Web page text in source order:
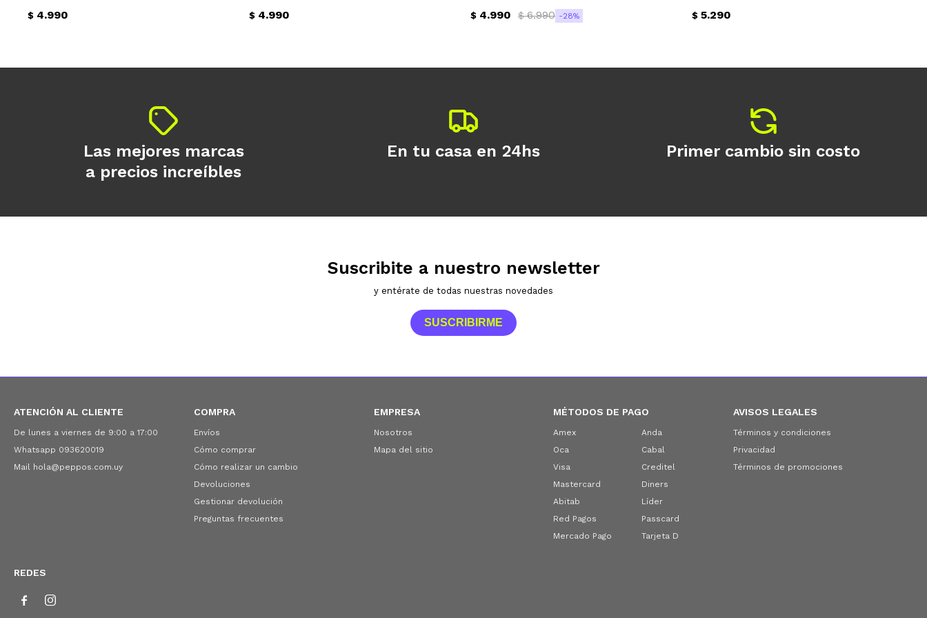
$ 4.990 $ 4.990 $ 4.990 $ 6.990 28 $ 5.290
ATENCIÓN AL CLIENTE
De lunes a viernes de 9:00 a 17:00
Whatsapp 093620019
Mail hola@peppos.com.uy
COMPRA
Envíos
Cómo comprar
Cómo realizar un cambio
Devoluciones
Gestionar devolución
Preguntas frecuentes
EMPRESA
Nosotros
Mapa del sitio
MÉTODOS DE PAGO
Amex
Oca
Visa
Mastercard
Abitab
Red Pagos
Mercado Pago
Anda
Cabal
Creditel
Diners
Líder
Passcard
Tarjeta D
AVISOS LEGALES
Términos y condiciones
Privacidad
Términos de promociones
REDES
 
Las mejores marcas
a precios increíbles
En tu casa en 24hs Primer cambio sin costo
Suscribite a nuestro newsletter
y entérate de todas nuestras novedades
SUSCRIBIRME
Continuar